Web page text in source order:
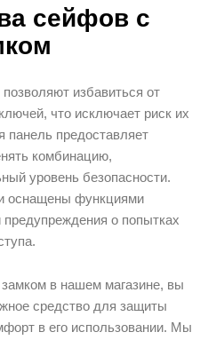
сейфов с
избавиться от
что исключает риск их
панель предоставляет
комбинацию,
уровень безопасности.
оснащены функциями
о попытках
в нашем магазине, вы
средство для защиты
в его использовании. Мы